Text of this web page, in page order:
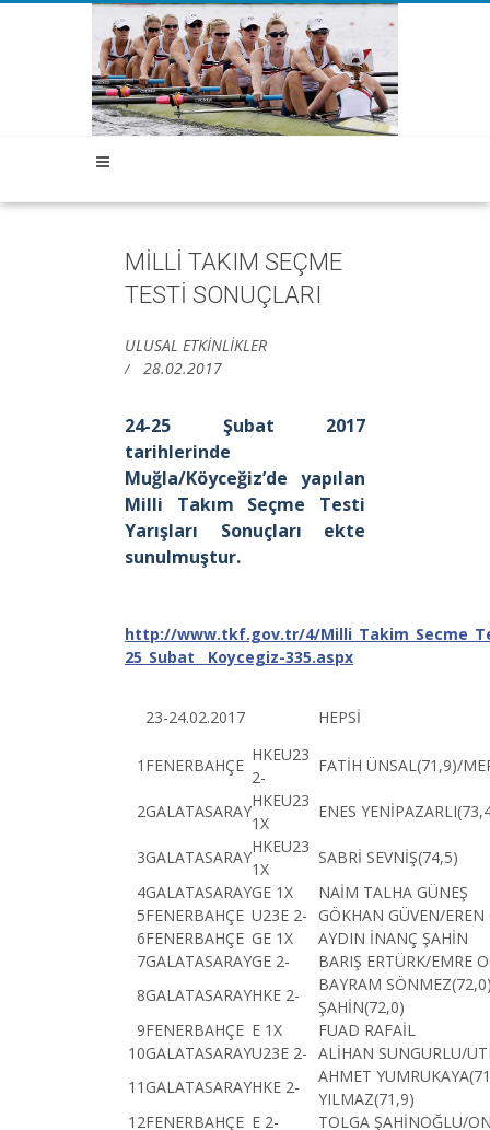
MİLLİ TAKIM SEÇME
TESTİ SONUÇLARI
ULUSAL ETKİNLİKLER
28.02.2017
24-25 Şubat 2017
tarihlerinde
Muğla/Köyceğiz’de yapılan
Milli Takım Seçme Testi
Yarışları Sonuçları ekte
sunulmuştur.
http://www.tkf.gov.tr/4/
25_Subat__Koycegiz-335.aspx
23-24.02.2017 HEPSİ
1 FENERBAHÇE
HKEU23
2-
FATİH ÜNSAL(71,9)/
2GALATASARAY
HKEU23
1X
ENES
3GALATASARAY
HKEU23
1X
SABRİ SEVNİŞ(74,5)
4GALATASARAYGE 1X
NAİM TALHA GÜNEŞ
5FENERBAHÇE U23E 2-
GÖKHAN GÜVEN/
6FENERBAHÇE GE 1X
AYDIN İNANÇ ŞAHİN
7GALATASARAYGE 2-
BARIŞ ERTÜRK/EMRE
8GALATASARAYHKE 2-
BAYRAM
ŞAHİN(72,0)
9FENERBAHÇE E 1X
FUAD RAFAİL
10GALATASARAYU23E 2- ALİHAN SUNGURLU/
11 GALATASARAYHKE 2-
AHMET
YILMAZ(71,9)
12FENERBAHÇE E 2-
TOLGA ŞAHİNOĞLU/